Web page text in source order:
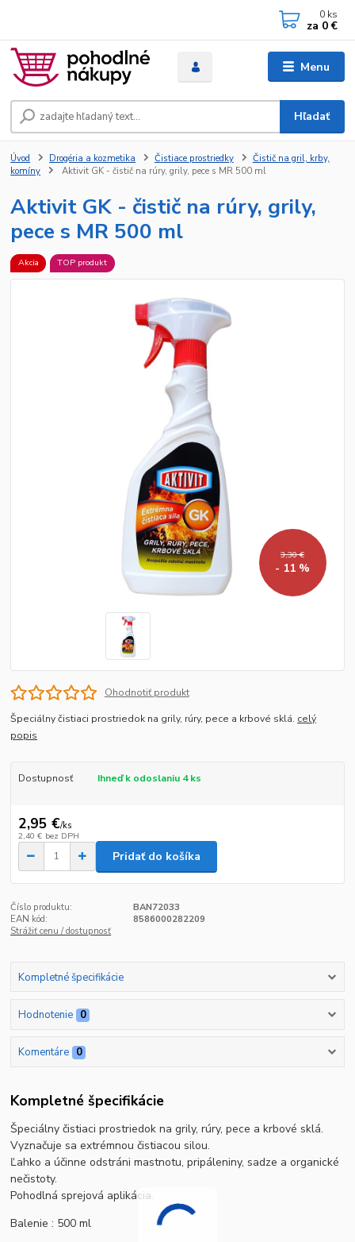
Menu
Hľadať
0 ks
za 0 €
Úvod Drogéria a kozmetika Čistiace prostriedky
Čistič na gril, krby,
komíny
Aktivit GK - čistič na rúry, grily, pece s MR 500 ml
Aktivit GK - čistič na rúry, grily,
pece s MR 500 ml
Akcia TOP produkt
3,30 €
- 11 %
Ohodnotiť produkt
Špeciálny čistiaci prostriedok na grily, rúry, pece a krbové sklá. celý
popis
Dostupnosť Ihneď k odoslaniu 4 ks
2,95 €/ks
2,40 € bez DPH
Pridať do košíka
Číslo produktu:
BAN72033
EAN kód:
8586000282209
Strážiť cenu / dostupnosť
Kompletné špecifikácie
Hodnotenie 0
Komentáre 0
Kompletné špecifikácie
Špeciálny čistiaci prostriedok na grily, rúry, pece a krbové sklá.
Vyznačuje sa extrémnou čistiacou silou.
Ľahko a účinne odstráni mastnotu, pripáleniny, sadze a organické
nečistoty.
Pohodlná sprejová aplikácia.
Balenie : 500 ml